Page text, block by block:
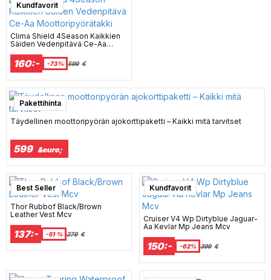
Super sale
Kundfavorit
Clima Shield 4Season Kaikkien
Säiden Vedenpitävä Ce-Aa
160:- -73% 599 €
Pakettihinta
Täydellinen moottoripyörän ajokorttipaketti – Kaikki mitä tarvitset
599 &euro;
Best Seller
Thor Rubbof Black/Brown
Leather Vest Mcv
137:- -51 % 279 €
Kundfavorit
Cruiser V4 Wp Dirtyblue Jaguar-
Aa Kevlar Mp Jeans Mcv
150:- -62% 399 €